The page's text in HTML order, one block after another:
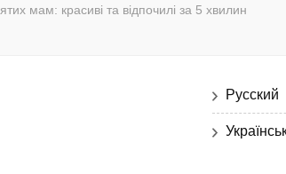
мам: красиві та відпочилі за 5 хвилин
Русский